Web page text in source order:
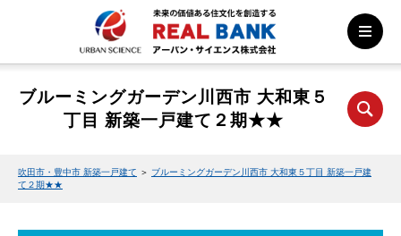
ブルーミングガーデン川西市 大和東５
丁目 新築一戸建て２期★★
吹田市・豊中市 新築一戸建て ＞ ブルーミングガーデン川西市 大和東５丁目 新築一戸建
て２期★★